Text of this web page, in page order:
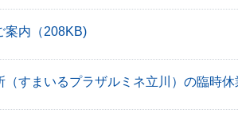
案内 （208KB)
（すまいるプラザルミネ立川）の臨時